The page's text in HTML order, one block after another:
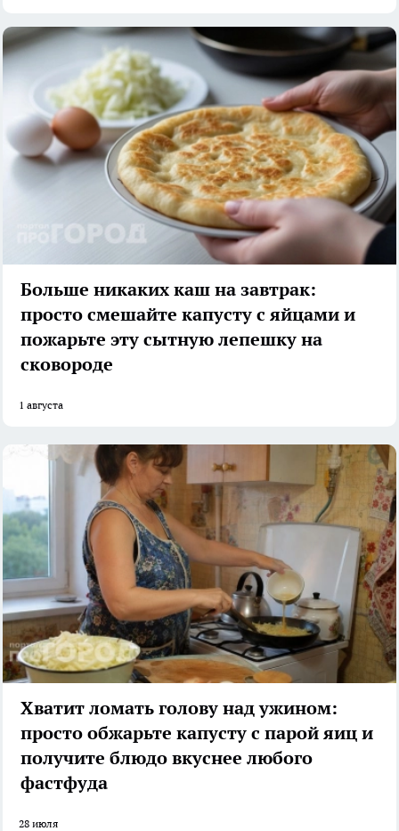
Больше никаких каш на завтрак:
просто смешайте капусту с яйцами и
пожарьте эту сытную лепешку на
сковороде
1 августа
Хватит ломать голову над ужином:
просто обжарьте капусту с парой яиц и
получите блюдо вкуснее любого
фастфуда
28 июля